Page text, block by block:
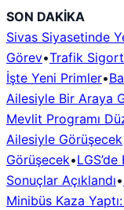
İçeriğe
geç
SON DAKİKA
Sivas Siyasetinde
Görev•Trafik
İşte Yeni Primler•
Ailesiyle Bir Araya
Mevlit Programı
Ailesiyle Görüşecek
Görüşecek•
Sonuçlar Açıklandı•
Minibüs Kaza